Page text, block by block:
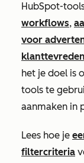
HubSpot-
workflows,
voor
het je doel is
tools te
aanmaken in
Lees hoe je
filtercriteria